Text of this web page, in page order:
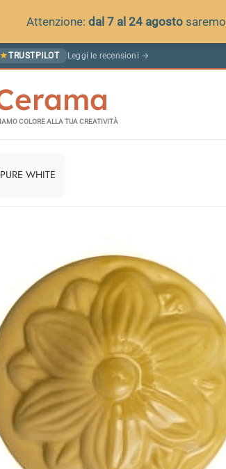
Attenzione: dal 7 al 24 agosto saremo
★TRUSTPILOT Leggi le recensioni →
COLORE ALLA TUA CREATIVITÀ
PURE WHITE